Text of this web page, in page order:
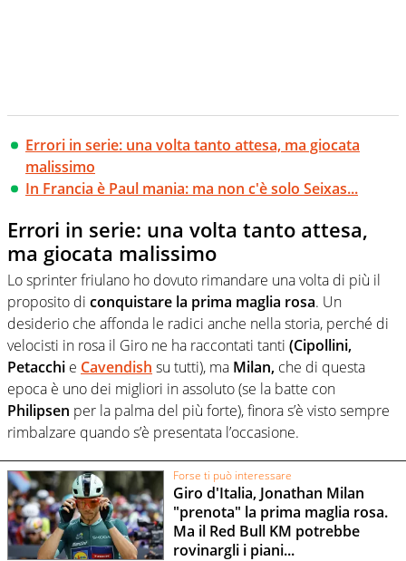
Errori in serie: una volta tanto attesa, ma giocata
malissimo
In Francia è Paul mania: ma non c'è solo Seixas...
Errori in serie: una volta tanto attesa,
ma giocata malissimo
Lo sprinter friulano ho dovuto rimandare una volta di più il
proposito di conquistare la prima maglia rosa. Un
desiderio che affonda le radici anche nella storia, perché di
velocisti in rosa il Giro ne ha raccontati tanti (Cipollini,
Petacchi e Cavendish su tutti), ma Milan, che di questa
epoca è uno dei migliori in assoluto (se la batte con
Philipsen per la palma del più forte), finora s’è visto sempre
rimbalzare quando s’è presentata l’occasione.
Forse ti può interessare
Giro d'Italia, Jonathan Milan
"prenota" la prima maglia rosa.
Ma il Red Bull KM potrebbe
rovinargli i piani...